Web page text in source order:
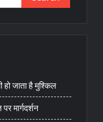
for:
हो जाता है मुश्किल
मार्गदर्शन